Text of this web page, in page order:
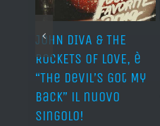
JOHN DIVA & THE
ROCKETS OF LOVE, è
“The Devil’s Got My
Back” il nuovo
singolo!